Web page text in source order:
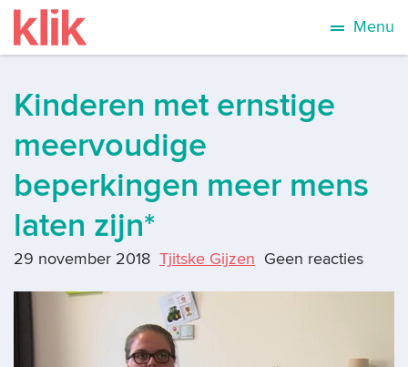
Menu
Kinderen met ernstige
meervoudige
beperkingen meer mens
laten zijn*
29 november 2018 Tjitske Gijzen Geen reacties